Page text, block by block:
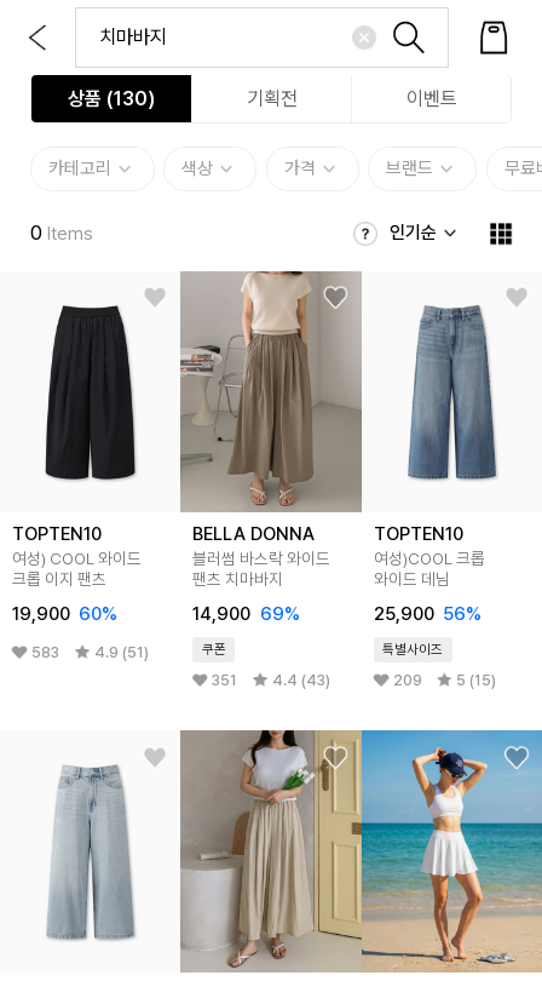
상품 (130) 기획전 이벤트
카테고리 색상 가격 브랜드 무료
0 Items 인기순
TOPTEN10
여성) COOL 와이드
크롭 이지 팬츠
19,900 60%
583 4.9 (51)
BELLA DONNA
블러썸 바스락 와이드
팬츠 치마바지
14,900 69%
쿠폰
351 4.4 (43)
TOPTEN10
여성)COOL 크롭
와이드 데님
25,900 56%
특별사이즈
209 5 (15)